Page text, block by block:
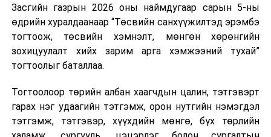
Шинэ хууль Францын зах зээлд үйлчилдэг гадаадын
дуудлагын төвүүдэд нөлөөлөхөөр байна. Тухайлбал,
Мароккогийн дуудлагын төвүүдийн орлогын 80 гаруй
хувь Францын зах зээлээс бүрддэг бөгөөд тус улсын
40–50 мянган ажлын байр эрсдэлд орж болзошгүйг
Засгийн газрын 2026 оны наймдугаар сарын 5-ны
өдрийн хуралдаанаар “Төсвийн санхүүжилтэд эрэмбэ
тогтоож, төсвийн хэмнэлт, мөнгөн хөрөнгийн
зохицуулалт хийх зарим арга хэмжээний тухай”
тогтоолыг баталлаа.
Тогтоолоор төрийн албан хаагчдын цалин, тэтгэвэрт
гарах нэг удаагийн тэтгэмж, орон нутгийн нэмэгдэл
тэтгэмж, тэтгэвэр, хүүхдийн мөнгө, бүх төрлийн